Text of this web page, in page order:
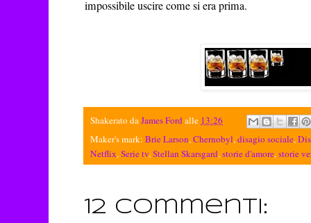
impossibile uscire come si era prima.
Shakerato daJames Fordalle 13:26
Maker's mark: Brie Larson,Chernobyl,disagio sociale,
Netflix,Serie tv,Stellan Skarsgard,storie d'amore,storie
12 commenti: